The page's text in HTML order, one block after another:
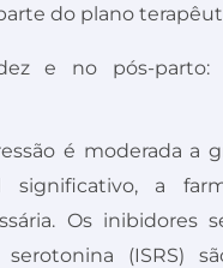
do plano
e no pós-parto:
é moderada a
significativo, a
Os inibidores
serotonina (ISRS)